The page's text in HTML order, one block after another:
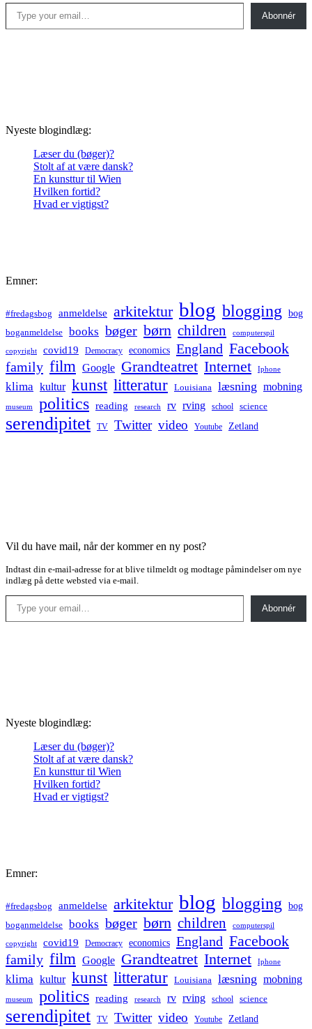
Abonnér
Nyeste blogindlæg:
Læser du (bøger)?
Stolt af at være dansk?
En kunsttur til Wien
Hvilken fortid?
Hvad er vigtigst?
Emner:
#fredagsbog anmeldelse arkitektur blog blogging bog
boganmeldelse books bøger børn children computerspil
copyright covid19 Democracy economics England Facebook
family film Google Grandteatret Internet Iphone
klima kultur kunst litteratur Louisiana læsning mobning
museum politics reading research rv rving school science
serendipitet TV Twitter video Youtube Zetland
Vil du have mail, når der kommer en ny post?
Indtast din e-mail-adresse for at blive tilmeldt og modtage påmindelser om nye
indlæg på dette websted via e-mail.
Type your email…
Abonnér
Nyeste blogindlæg:
Læser du (bøger)?
Stolt af at være dansk?
En kunsttur til Wien
Hvilken fortid?
Hvad er vigtigst?
Emner:
#fredagsbog anmeldelse arkitektur blog blogging bog
boganmeldelse books bøger børn children computerspil
copyright covid19 Democracy economics England Facebook
family film Google Grandteatret Internet Iphone
klima kultur kunst litteratur Louisiana læsning mobning
museum politics reading research rv rving school science
serendipitet TV Twitter video Youtube Zetland